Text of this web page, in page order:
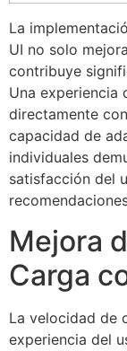
La
UI no solo
contribuye
Una experiencia
directamente
capacidad de
individuales
satisfacción del
Mejora
Carga
La velocidad de
experiencia del